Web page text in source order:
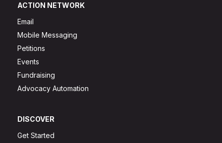
ACTION NETWORK
Email
Mobile Messaging
Petitions
Events
Fundraising
Advocacy Automation
DISCOVER
Get Started